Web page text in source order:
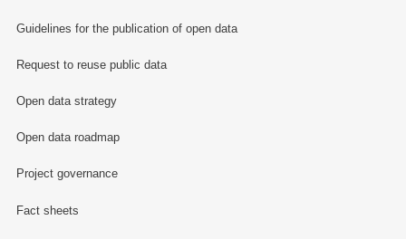
Guidelines for the publication of open data
Request to reuse public data
Open data strategy
Open data roadmap
Project governance
Fact sheets